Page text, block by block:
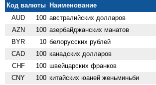
Код валюты Наименование
AUD
100 австралийских долларов
AZN 100 азербайджанских манатов
BYR 10 белорусских рублей
CAD 100 канадских долларов
CHF 100 швейцарских франков
CNY 100 китайских юаней женьминьби